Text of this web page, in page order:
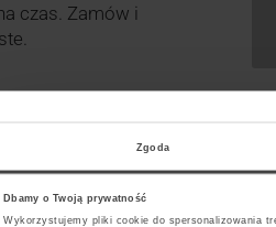
Zgoda
Dbamy o Twoją prywatność
Wykorzystujemy pliki cookie do spersonalizowania
czas. Zamów i
kurierski GLS